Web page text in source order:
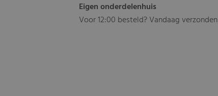
Eigen onderdelenhuis
Voor 12:00 besteld? Vandaag verzonden